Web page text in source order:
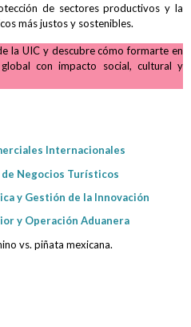
de sectores productivos y la
más justos y sostenibles.
la UIC y descubre cómo formarte en
con impacto social, cultural y
Internacionales
Negocios Turísticos
y Gestión de la Innovación
y Operación Aduanera
vs. piñata mexicana.